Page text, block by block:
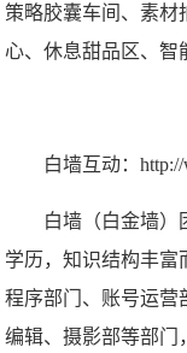
策略胶囊车间、素材
心、休息甜品区、智
白墙互动：http://
白墙（白金墙）团
学历，知识结构丰富
程序部门、账号运营
编辑、摄影部等部门